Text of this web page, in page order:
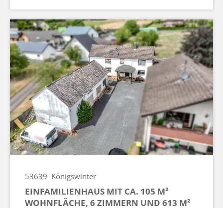
53639 Königswinter
EINFAMILIENHAUS MIT CA. 105 M²
WOHNFLÄCHE, 6 ZIMMERN UND 613 M²